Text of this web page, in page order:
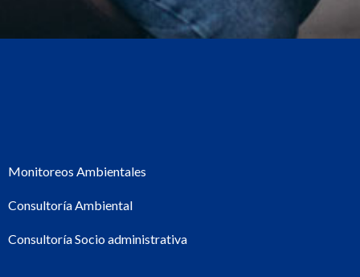
Monitoreos Ambientales
Consultoría Ambiental
Consultoría Socio administrativa